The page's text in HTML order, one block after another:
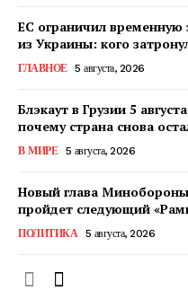
ЕС ограничил временную
из Украины: кого
ГЛАВНОЕ 5 августа, 2026
Блэкаут в Грузии 5
почему страна снова
В МИРЕ 5 августа, 2026
Новый глава
пройдет следующий
ПОЛИТИКА 5 августа, 2026